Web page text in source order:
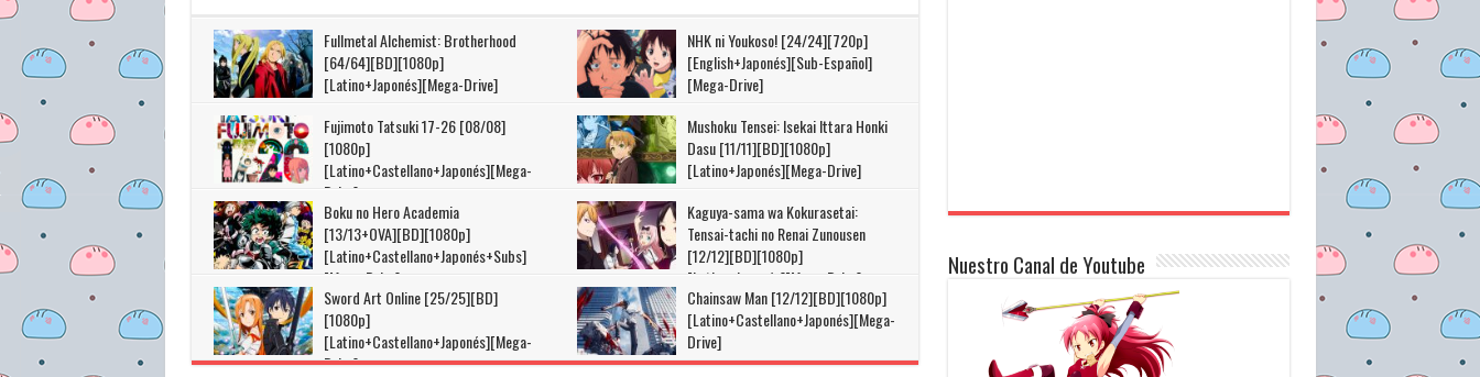
Fullmetal Alchemist: Brotherhood
[64/64][BD][1080p]
[Latino+Japonés][Mega-Drive]
NHK ni Youkoso! [24/24][720p]
[English+Japonés][Sub-Español]
[Mega-Drive]
Fujimoto Tatsuki 17-26 [08/08]
[1080p]
[Latino+Castellano+Japonés][Mega-
Drive]
Mushoku Tensei: Isekai Ittara Honki
Dasu [11/11][BD][1080p]
[Latino+Japonés][Mega-Drive]
Boku no Hero Academia
[13/13+OVA][BD][1080p]
[Latino+Castellano+Japonés+Subs]
[Mega-Drive]
Kaguya-sama wa Kokurasetai:
Tensai-tachi no Renai Zunousen
[12/12][BD][1080p]
[Latino+Japonés][Mega-Drive]
Sword Art Online [25/25][BD]
[1080p]
[Latino+Castellano+Japonés][Mega-
Drive]
Chainsaw Man [12/12][BD][1080p]
[Latino+Castellano+Japonés][Mega-
Drive]
Nuestro Canal de Youtube